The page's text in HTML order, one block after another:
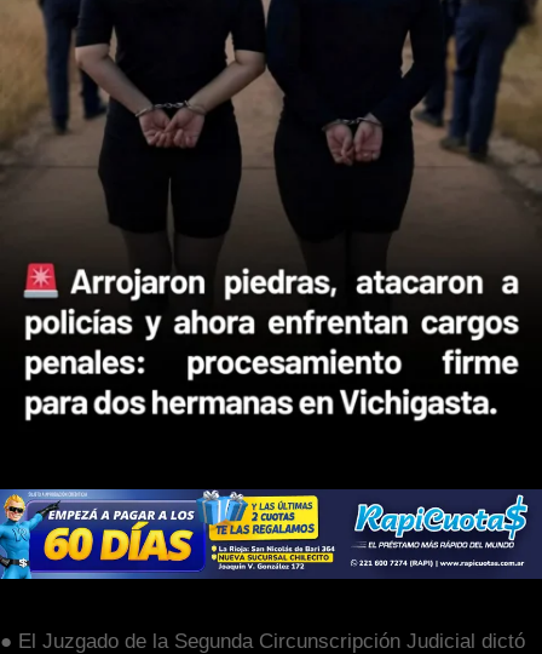
● El Juzgado de la Segunda Circunscripción Judicial dictó